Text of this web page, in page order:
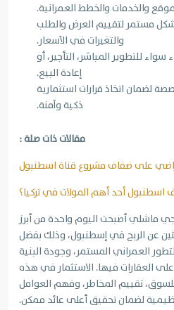
والخدمات والخطط العمرانية.
مستمر لتقييم العرض والطلب
والتغيرات في الأسعار.
للتطوير المباشر، التأجير، أو
إعادة البيع.
لضمان اتخاذ قرارات استثمارية
ذكية وآمنة.
مقالات ذات صلة :
على ضفاف مشروع قناة اسطنبول
اسطنبول أحد أهم المولات في تركيا؟
ماشلي أصبحت اليوم واحدة من أبرز
عن الربح في إسطنبول، وذلك بفضل
العمراني المستمر، وجودة البنية
على العقارات فيها. الاستثمار في هذه
تقييم المخاطر، وفهم العوامل
لضمان تحقيق أعلى عائد ممكن.